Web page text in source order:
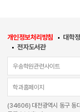
개인정보처리방침 대학
전자도서관
우송학원관련사이트
학과홈페이지
(34606) 대전광역시 동구 동